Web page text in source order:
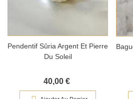
Pendentif Sûria Argent Et Pierre
Du Soleil
40,00 €